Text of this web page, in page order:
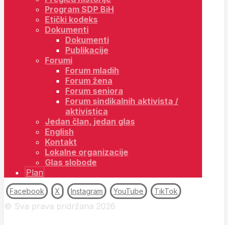
Program SDP BiH
Etički kodeks
Dokumenti
Dokumenti
Publikacije
Forumi
Forum mladih
Forum žena
Forum seniora
Forum sindikalnih aktivista /
aktivistica
Jedan član, jedan glas
English
Kontakt
Lokalne organizacije
Glas slobode
Plan
Facebook X Instagram YouTube TikTok
© Sva prava pridržana 2026